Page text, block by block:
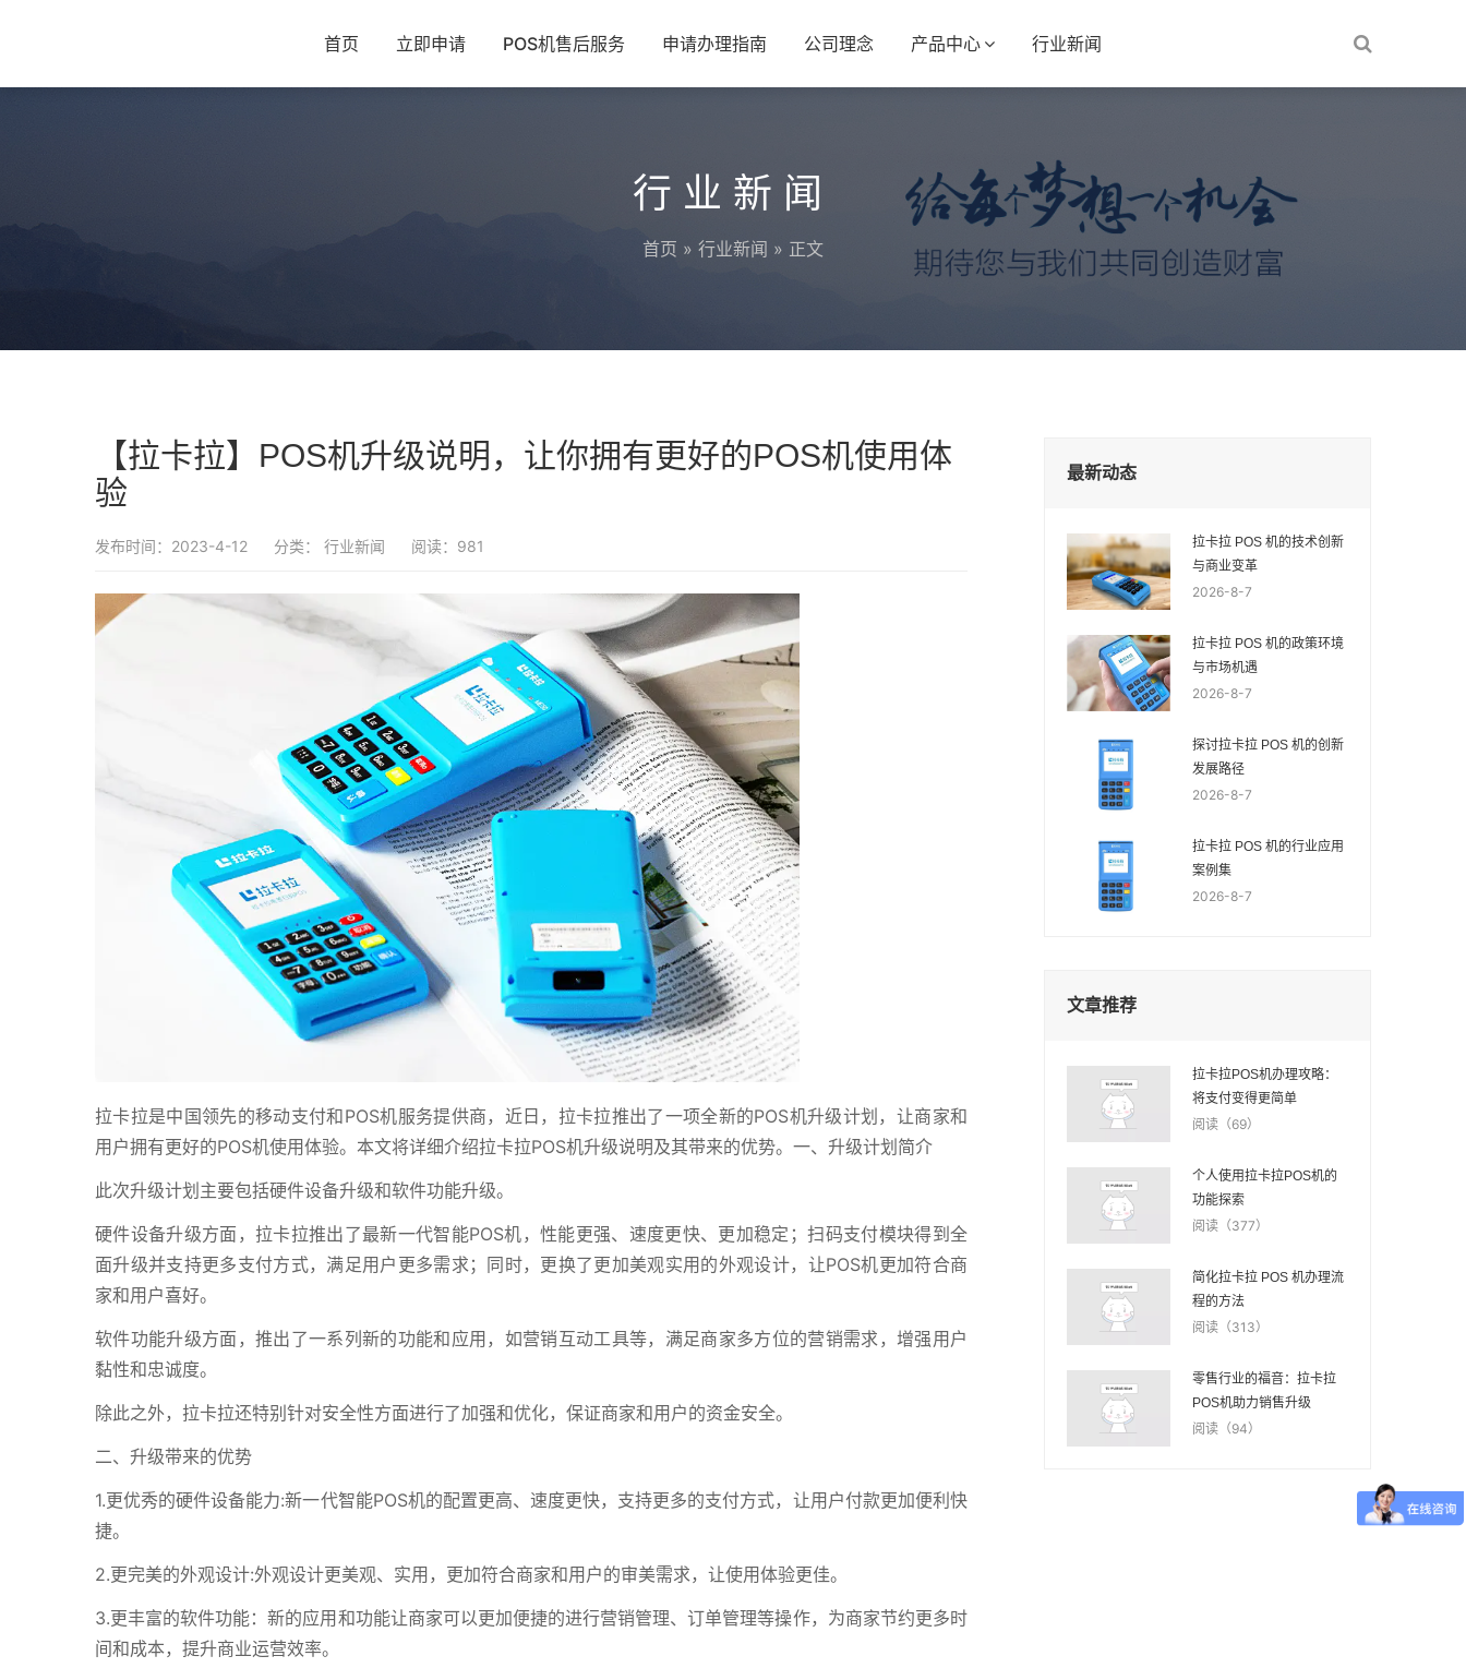
首页 立即申请 POS机售后服务 申请办理指南 公司理念 产品中心 行业新闻
行业新闻
首页 » 行业新闻 » 正文
【拉卡拉】POS机升级说明，让你拥有更好的POS机使用体
验
发布时间：2023-4-12 分类： 行业新闻 阅读：981
拉卡拉是中国领先的移动支付和POS机服务提供商，近日，拉卡拉推出了一项全新的POS机升级计划，让商家和
用户拥有更好的POS机使用体验。本文将详细介绍拉卡拉POS机升级说明及其带来的优势。一、升级计划简介
此次升级计划主要包括硬件设备升级和软件功能升级。
硬件设备升级方面，拉卡拉推出了最新一代智能POS机，性能更强、速度更快、更加稳定；扫码支付模块得到全
面升级并支持更多支付方式，满足用户更多需求；同时，更换了更加美观实用的外观设计，让POS机更加符合商
家和用户喜好。
软件功能升级方面，推出了一系列新的功能和应用，如营销互动工具等，满足商家多方位的营销需求，增强用户
黏性和忠诚度。
除此之外，拉卡拉还特别针对安全性方面进行了加强和优化，保证商家和用户的资金安全。
二、升级带来的优势
1.更优秀的硬件设备能力:新一代智能POS机的配置更高、速度更快，支持更多的支付方式，让用户付款更加便利快
捷。
2.更完美的外观设计:外观设计更美观、实用，更加符合商家和用户的审美需求，让使用体验更佳。
3.更丰富的软件功能：新的应用和功能让商家可以更加便捷的进行营销管理、订单管理等操作，为商家节约更多时
间和成本，提升商业运营效率。
最新动态
拉卡拉 POS 机的技术创新
与商业变革
2026-8-7
拉卡拉 POS 机的政策环境
与市场机遇
2026-8-7
探讨拉卡拉 POS 机的创新
发展路径
2026-8-7
拉卡拉 POS 机的行业应用
案例集
2026-8-7
文章推荐
拉卡拉POS机办理攻略：
将支付变得更简单
阅读（69）
个人使用拉卡拉POS机的
功能探索
阅读（377）
简化拉卡拉 POS 机办理流
程的方法
阅读（313）
零售行业的福音：拉卡拉
POS机助力销售升级
阅读（94）